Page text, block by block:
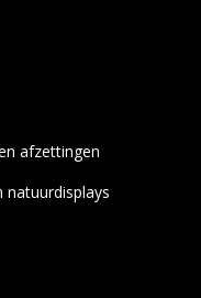
afzettingen
natuurdisplays